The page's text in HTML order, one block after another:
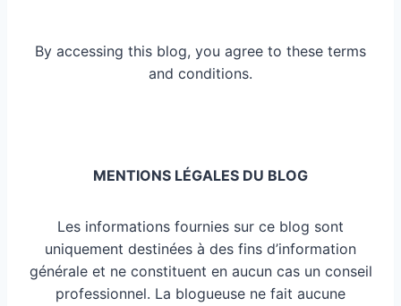
By accessing this blog, you agree to these terms
and conditions.
MENTIONS LÉGALES DU BLOG
Les informations fournies sur ce blog sont
uniquement destinées à des fins d’information
générale et ne constituent en aucun cas un conseil
professionnel. La blogueuse ne fait aucune